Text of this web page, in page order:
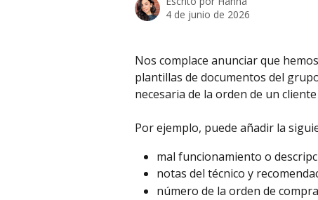
4 de junio de 2026
Nos complace anunciar que
plantillas de documentos del
necesaria de la orden de un
Por ejemplo, puede añadir la
mal funcionamiento o
notas del técnico y
número de la orden de